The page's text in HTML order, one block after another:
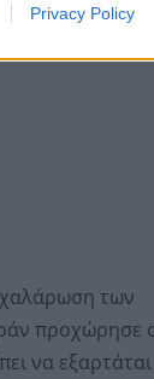
Privacy Policy
χαλάρωση των
προχώρησε
να εξαρτάται